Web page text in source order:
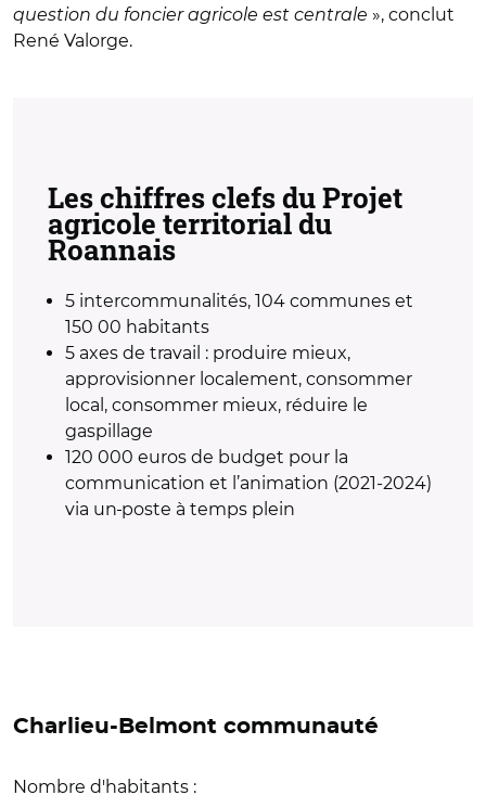
question du foncier agricole est centrale », conclut
René Valorge.
Les chiffres clefs du Projet
agricole territorial du
Roannais
5 intercommunalités, 104 communes et
150 00 habitants
5 axes de travail : produire mieux,
approvisionner localement, consommer
local, consommer mieux, réduire le
gaspillage
120 000 euros de budget pour la
communication et l’animation (2021-2024)
via un poste à temps plein
Charlieu-Belmont communauté
Nombre d'habitants :